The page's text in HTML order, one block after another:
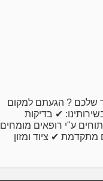
שלכם ? הגעתם למקום
✔ בדיקות
ע"י רופאים מומחים
✔ ציוד ומזון